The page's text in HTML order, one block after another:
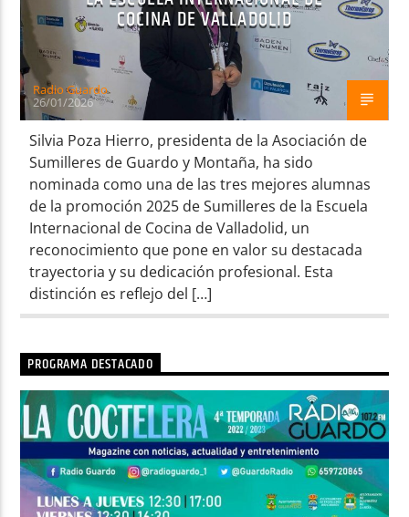
COCINA DE VALLADOLID
Radio Guardo
26/01/2026
Silvia Poza Hierro, presidenta de la Asociación de
Sumilleres de Guardo y Montaña, ha sido
nominada como una de las tres mejores alumnas
de la promoción 2025 de Sumilleres de la Escuela
Internacional de Cocina de Valladolid, un
reconocimiento que pone en valor su destacada
trayectoria y su dedicación profesional. Esta
distinción es reflejo del […]
PROGRAMA DESTACADO